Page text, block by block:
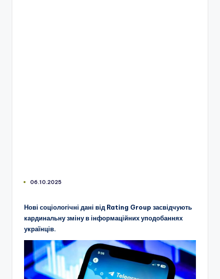
06.10.2025
Нові соціологічні дані від Rating Group засвідчують
кардинальну зміну в інформаційних уподобаннях
українців.